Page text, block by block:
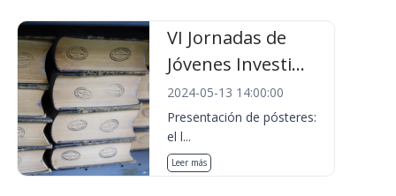
VI Jornadas de
Jóvenes Investi...
2024-05-13 14:00:00
Presentación de pósteres:
el l...
Leer más